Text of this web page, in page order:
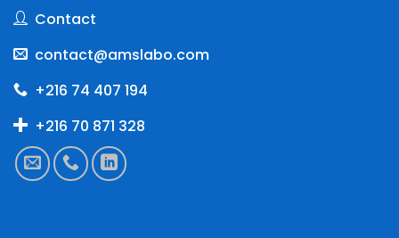
Contact
contact@amslabo.com
+216 74 407 194
+216 70 871 328